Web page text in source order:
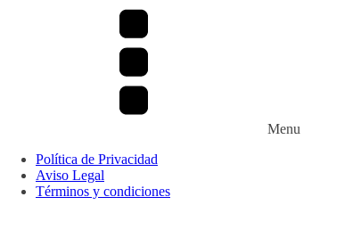
Menu
Política de Privacidad
Aviso Legal
Términos y condiciones